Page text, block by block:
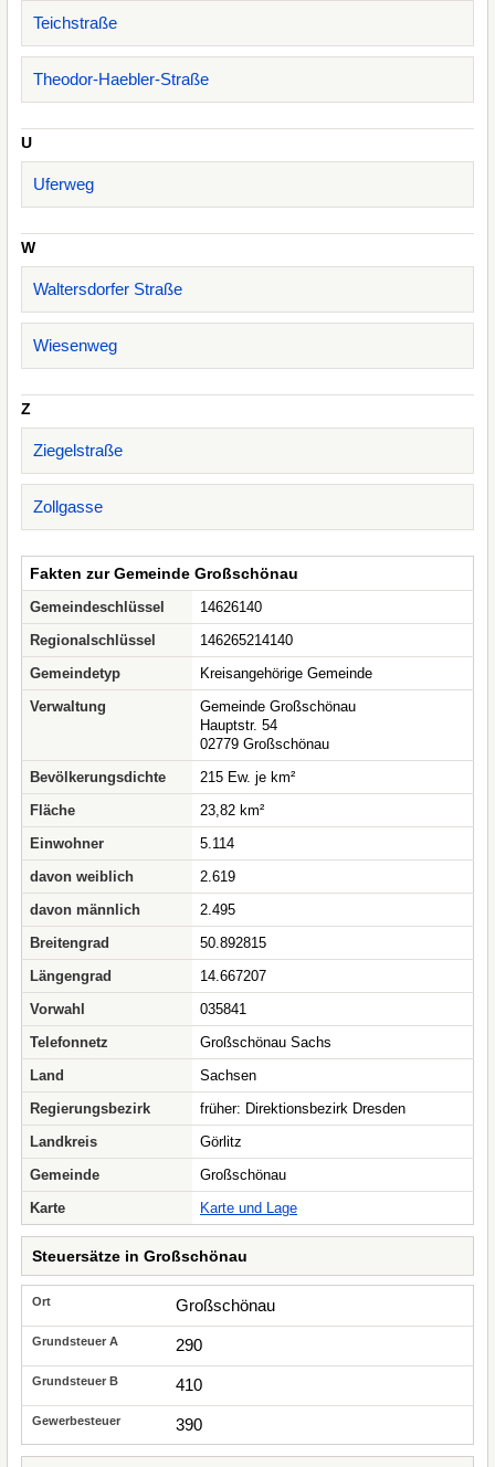
Teichstraße
Theodor-Haebler-Straße
U
Uferweg
W
Waltersdorfer Straße
Wiesenweg
Z
Ziegelstraße
Zollgasse
Fakten zur Gemeinde Großschönau
Gemeindeschlüssel
14626140
Regionalschlüssel
146265214140
Gemeindetyp
Kreisangehörige Gemeinde
Verwaltung
Gemeinde Großschönau
Hauptstr. 54
02779 Großschönau
Bevölkerungsdichte
215 Ew. je km²
Fläche
23,82 km²
Einwohner
5.114
davon weiblich
2.619
davon männlich
2.495
Breitengrad
50.892815
Längengrad
14.667207
Vorwahl
035841
Telefonnetz
Großschönau Sachs
Land
Sachsen
Regierungsbezirk
früher: Direktionsbezirk Dresden
Landkreis
Görlitz
Gemeinde
Großschönau
Karte
Karte und Lage
Steuersätze in Großschönau
Großschönau
290
410
390